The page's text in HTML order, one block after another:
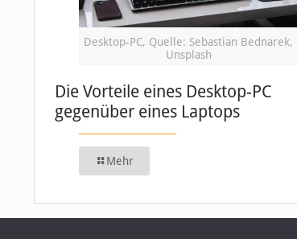
Desktop-PC, Quelle: Sebastian Bednarek,
Unsplash
Die Vorteile eines Desktop-PC
gegenüber eines Laptops
Mehr